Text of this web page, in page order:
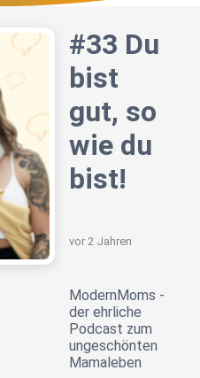
#33 Du
bist
gut, so
wie du
bist!
vor 2 Jahren
ModernMoms -
der ehrliche
Podcast zum
ungeschönten
Mamaleben